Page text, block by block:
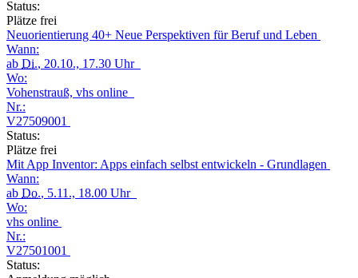
Status:
Plätze frei
Neuorientierung 40+ Neue Perspektiven für Beruf und Leben
Wann:
ab Di., 20.10., 17.30 Uhr
Wo:
Vohenstrauß, vhs online
Nr.:
V27509001
Status:
Plätze frei
Mit App Inventor: Apps einfach selbst entwickeln - Grundlagen
Wann:
ab Do., 5.11., 18.00 Uhr
Wo:
vhs online
Nr.:
V27501001
Status: